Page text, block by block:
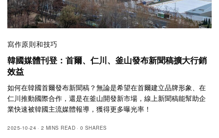
寫作原則和技巧
韓國媒體刊登：首爾、仁川、釜山發布新聞稿擴大行銷
效益
如何在韓國首爾發布新聞稿？無論是希望在首爾建立品牌形象、在
仁川推動國際合作，還是在釜山開發新市場，線上新聞稿能幫助企
業快速被韓國主流媒體報導，獲得更多曝光率！
2025-10-24 2 MINS READ 0 SHARES